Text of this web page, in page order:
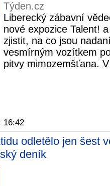
Týden.cz
Liberecký zábavní
nové expozice Talent!
zjistit, na co jsou
vesmírným vozítkem
pitvy mimozemšťana.
16:42
odletělo jen šest
deník